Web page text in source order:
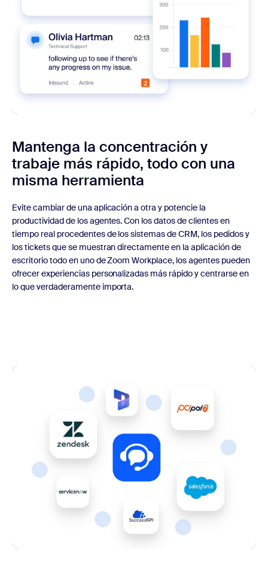
Mantenga la concentración y
trabaje más rápido, todo con una
misma herramienta
Evite cambiar de una aplicación a otra y potencie la
productividad de los agentes. Con los datos de clientes en
tiempo real procedentes de los sistemas de CRM, los pedidos y
los tickets que se muestran directamente en la aplicación de
escritorio todo en uno de Zoom Workplace, los agentes pueden
ofrecer experiencias personalizadas más rápido y centrarse en
lo que verdaderamente importa.